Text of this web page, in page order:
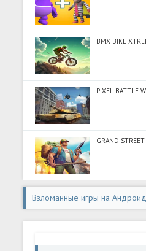
BMX BIKE
PIXEL BATTLE
GRAND
Взломанные игры на Андроид
Latto 3D Etek Tok Tok